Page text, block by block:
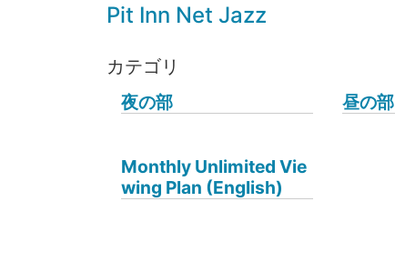
Pit Inn Net Jazz
カテゴリ
夜の部
昼の部
Monthly Unlimited Vie
wing Plan (English)